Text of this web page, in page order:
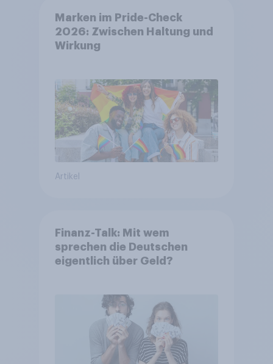
Marken im Pride-Check
2026: Zwischen Haltung und
Wirkung
Artikel
Finanz-Talk: Mit wem
sprechen die Deutschen
eigentlich über Geld?